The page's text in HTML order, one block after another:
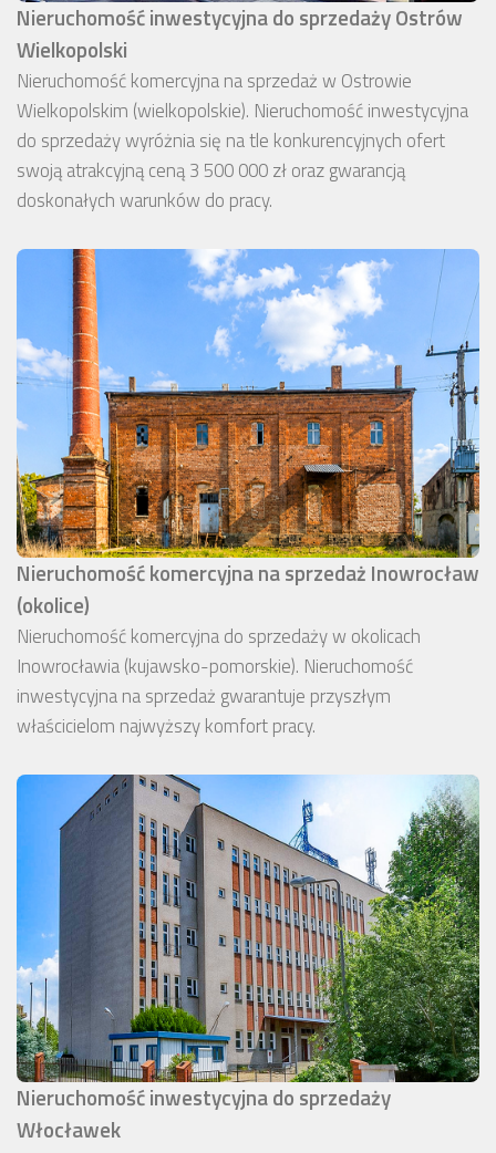
Nieruchomość inwestycyjna do sprzedaży Ostrów
Wielkopolski
Nieruchomość komercyjna na sprzedaż w Ostrowie
Wielkopolskim (wielkopolskie). Nieruchomość inwestycyjna
do sprzedaży wyróżnia się na tle konkurencyjnych ofert
swoją atrakcyjną ceną 3 500 000 zł oraz gwarancją
doskonałych warunków do pracy.
Nieruchomość komercyjna na sprzedaż Inowrocław
(okolice)
Nieruchomość komercyjna do sprzedaży w okolicach
Inowrocławia (kujawsko-pomorskie). Nieruchomość
inwestycyjna na sprzedaż gwarantuje przyszłym
właścicielom najwyższy komfort pracy.
Nieruchomość inwestycyjna do sprzedaży
Włocławek